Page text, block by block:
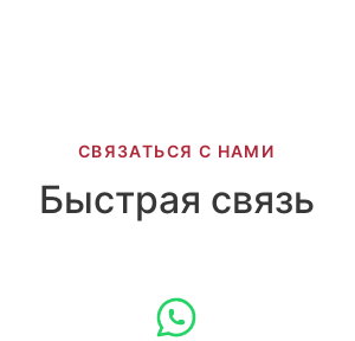
СВЯЗАТЬСЯ С НАМИ
Быстрая связь